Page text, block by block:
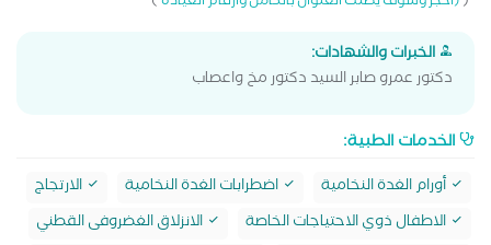
الخبرات والشهادات:
دكتور عمرو صابر السيد دكتور مخ واعصاب
الخدمات الطبية:
أورام الغدة النخامية اضطرابات الغدة النخامية
الارتجاج
الاطفال ذوي الاحتياجات الخاصة
الانزلاق الغضروفى القطني